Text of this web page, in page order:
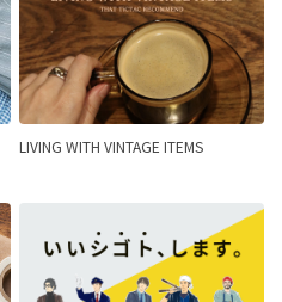
LIVING WITH VINTAGE ITEMS